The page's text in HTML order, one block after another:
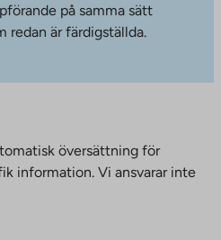
på samma sätt
redan är färdigställda.
översättning för
information. Vi ansvarar inte